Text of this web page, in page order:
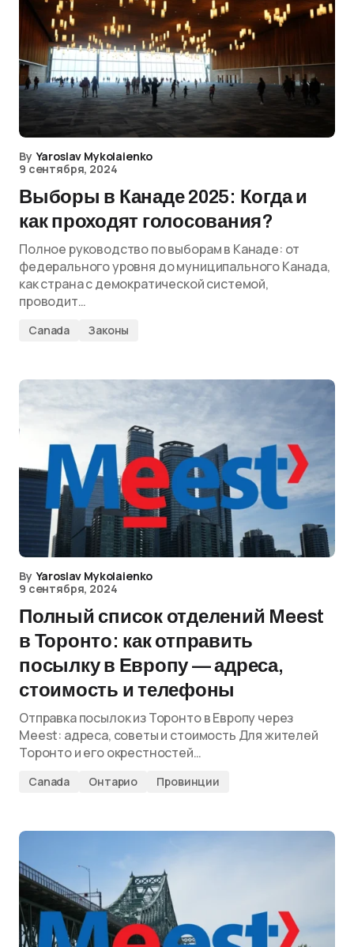
By Yaroslav Mykolaienko
9 сентября, 2024
Выборы в Канаде 2025: Когда и
как проходят голосования?
Полное руководство по выборам в Канаде: от
федерального уровня до муниципального Канада,
как страна с демократической системой,
проводит…
Canada Законы
By Yaroslav Mykolaienko
9 сентября, 2024
Полный список отделений Meest
в Торонто: как отправить
посылку в Европу — адреса,
стоимость и телефоны
Отправка посылок из Торонто в Европу через
Meest: адреса, советы и стоимость Для жителей
Торонто и его окрестностей…
Canada Онтарио Провинции